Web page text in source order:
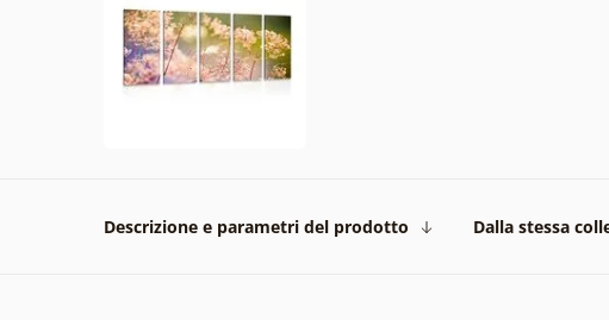
Descrizione e parametri del prodotto Dalla stessa